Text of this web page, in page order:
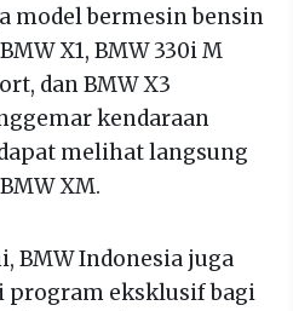
model bermesin bensin
X1, BMW 330i M
dan BMW X3
kendaraan
melihat langsung
XM.
BMW Indonesia juga
program eksklusif bagi